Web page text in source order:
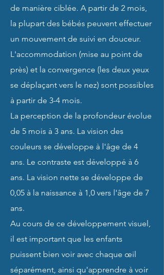
de manière ciblée. A partir de 2 mois,
la plupart des bébés peuvent effectuer
un mouvement de suivi en douceur.
L'accommodation (mise au point de
près) et la convergence (les deux yeux
se déplaçant vers le nez) sont possibles
à partir de 3-4 mois.
La perception de la profondeur évolue
de 5 mois à 3 ans. La vision des
couleurs se développe à l'âge de 4
ans. Le contraste est développé à 6
ans. La vision nette se développe de
0,05 à la naissance à 1,0 vers l'âge de 7
ans.
Au cours de ce développement visuel,
il est important que les enfants
puissent bien voir avec chaque œil
séparément, ainsi qu'apprendre à voir